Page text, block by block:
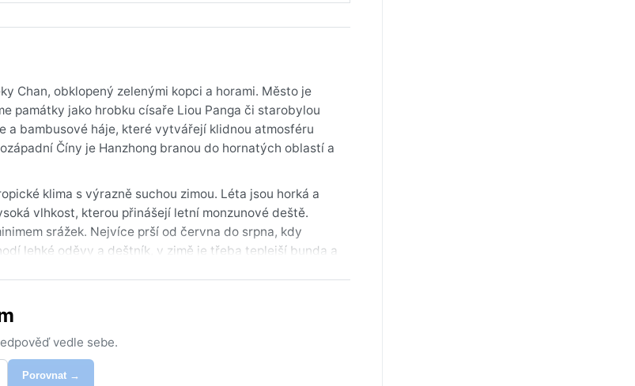
Chan, obklopený zelenými kopci a horami. Město je
památky jako hrobku císaře Liou Panga či starobylou
a bambusové háje, které vytvářejí klidnou atmosféru
Číny je Hanzhong branou do hornatých oblastí a
klima s výrazně suchou zimou. Léta jsou horká a
vlhkost, kterou přinášejí letní monzunové deště.
srážek. Nejvíce prší od června do srpna, kdy
lehké oděvy a deštník, v zimě je třeba teplejší bunda a
Během léta hrozí bouřky, ale Hanzhong leží mimo
může přinést prach z pouští. Celkově nabízí město
subtropickou Čínu bez extrémů.
vedle sebe.
Porovnat →